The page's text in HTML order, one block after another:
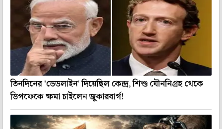
তিনদিনের 'ডেডলাইন' দিয়েছিল কেন্দ্র, শিশু যৌননিগ্রহ থেকে
ডিপফেকে ক্ষমা চাইলেন জুকারবার্গ!